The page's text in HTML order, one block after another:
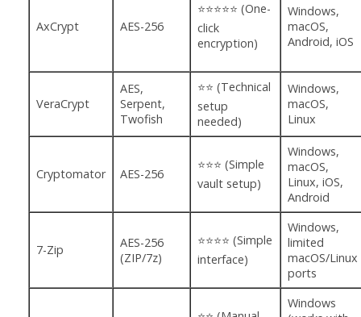
AxCrypt AES-256
⭐⭐⭐⭐⭐ (One-
click
encryption)
Windows,
macOS,
Android, iOS
VeraCrypt
AES,
Serpent,
Twofish
⭐⭐ (Technical
setup
needed)
Windows,
macOS,
Linux
Cryptomator AES-256
⭐⭐⭐ (Simple
vault setup)
Windows,
macOS,
Linux, iOS,
Android
7-Zip
AES-256
(ZIP/7z)
⭐⭐⭐⭐ (Simple
interface)
Windows,
limited
macOS/Linux
ports
Windows